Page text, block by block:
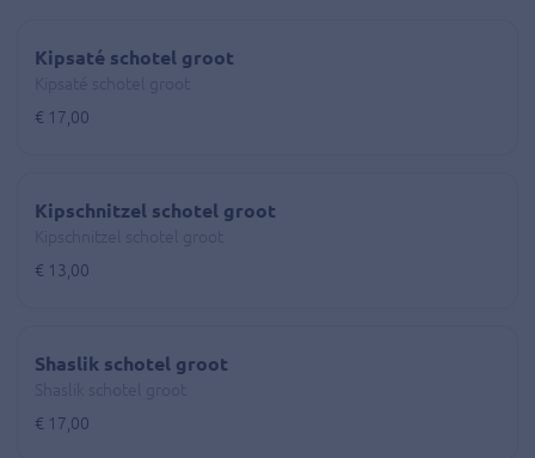
Kipsaté schotel groot
€ 17,00
Kipschnitzel schotel groot
€ 13,00
Shaslik schotel groot
€ 17,00